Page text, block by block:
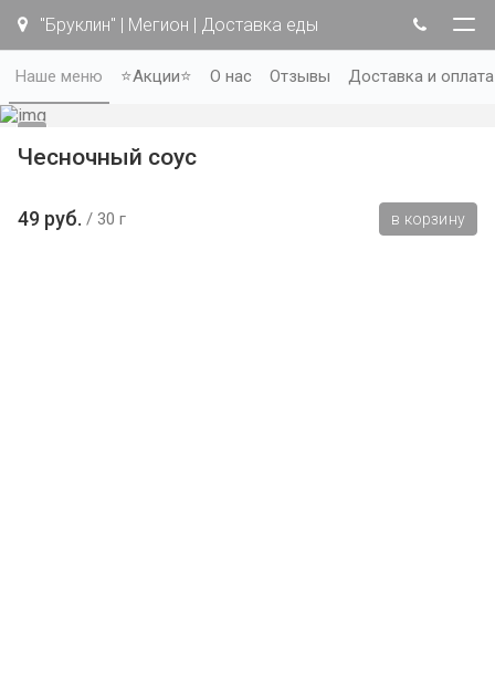
"Бруклин" | Мегион | Доставка еды
Наше меню ⭐Акции⭐ О нас Отзывы Доставка и оплата
Чесночный соус
49 руб. 30 г в корзину